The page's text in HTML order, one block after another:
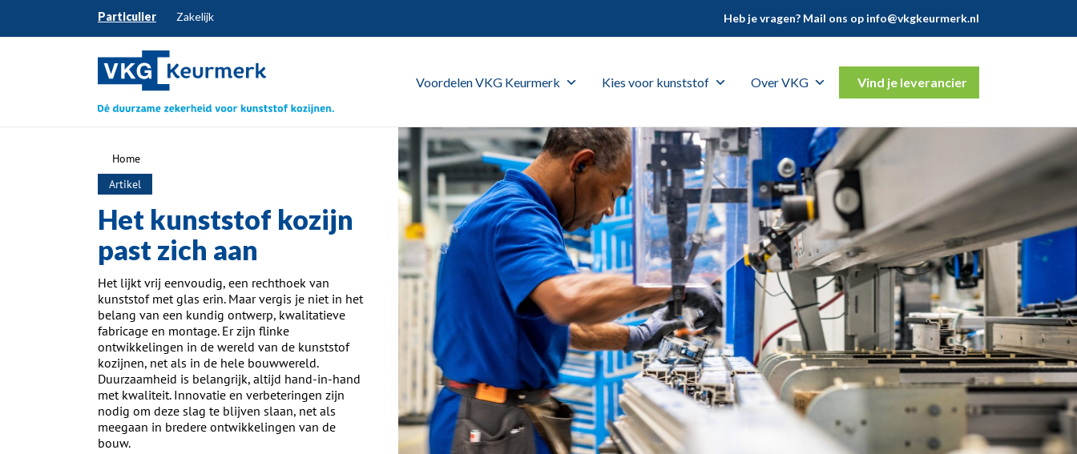
Particulier Zakelijk Heb je vragen? Mail ons op info@vkgkeurmerk.nl
Voordelen VKG Keurmerk Kies voor kunststof Over VKG Vind je leverancier
Home
Artikel
Het kunststof kozijn
past zich aan
Het lijkt vrij eenvoudig, een rechthoek van
kunststof met glas erin. Maar vergis je niet in het
belang van een kundig ontwerp, kwalitatieve
fabricage en montage. Er zijn flinke
ontwikkelingen in de wereld van de kunststof
kozijnen, net als in de hele bouwwereld.
Duurzaamheid is belangrijk, altijd hand-in-hand
met kwaliteit. Innovatie en verbeteringen zijn
nodig om deze slag te blijven slaan, net als
meegaan in bredere ontwikkelingen van de
bouw.